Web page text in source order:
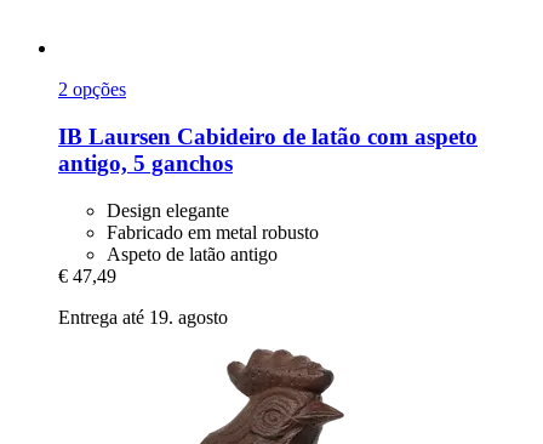
2 opções
IB Laursen Cabideiro de latão com aspeto
antigo, 5 ganchos
Design elegante
Fabricado em metal robusto
Aspeto de latão antigo
€ 47,49
Entrega até 19. agosto